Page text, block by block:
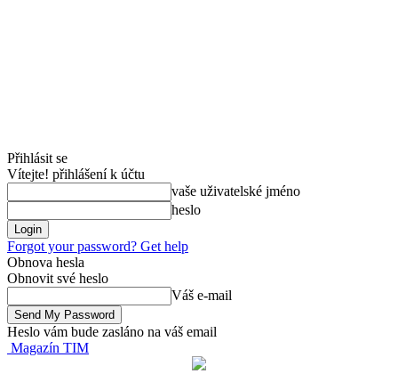
Přihlásit se
Vítejte! přihlášení k účtu
vaše uživatelské jméno
heslo
Forgot your password? Get help
Obnova hesla
Obnovit své heslo
Váš e-mail
Heslo vám bude zasláno na váš email
Magazín TIM